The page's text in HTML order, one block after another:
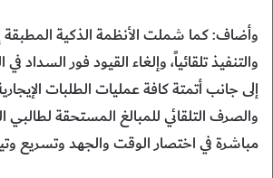
وأضاف: كما شملت الأنظمة الذكية المطبقة
والتنفيذ تلقائياً، وإلغاء القيود فور السداد في
إلى جانب أتمتة كافة عمليات الطلبات
والصرف التلقائي للمبالغ المستحقة لطالبي
مباشرة في اختصار الوقت والجهد وتسريع